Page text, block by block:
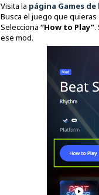
Visita la página Games
Busca el juego que quieras
Selecciona “How to Play”.
ese mod.